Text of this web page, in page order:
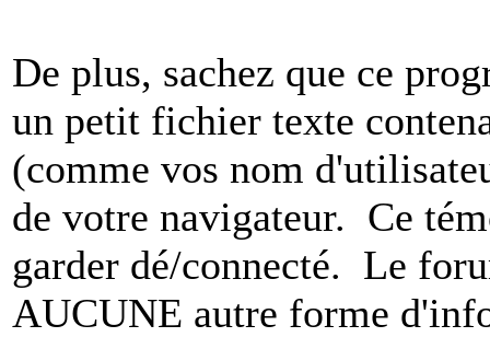
De plus, sachez que ce
un petit fichier texte
(comme vos nom
de votre navigateur. Ce
garder dé/connecté. Le
AUCUNE autre forme